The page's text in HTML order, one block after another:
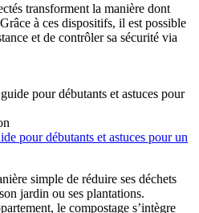
transforment la manière dont
à ces dispositifs, il est possible
et de contrôler sa sécurité via
pour débutants et astuces pour un
simple de réduire ses déchets
jardin ou ses plantations.
le compostage s’intègre